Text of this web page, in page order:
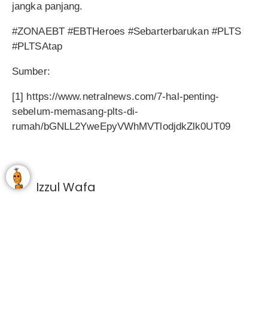
jangka panjang.
#ZONAEBT #EBTHeroes #Sebarterbarukan #PLTS
#PLTSAtap
Sumber:
[1] https://www.netralnews.com/7-hal-penting-
sebelum-memasang-plts-di-
rumah/bGNLL2YweEpyVWhMVTlodjdkZlk0UT09
Izzul Wafa